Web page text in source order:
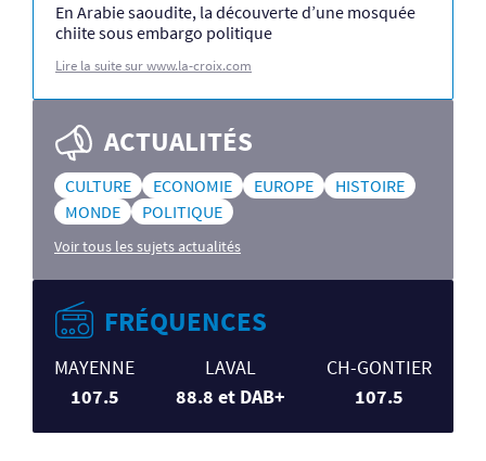
En Arabie saoudite, la découverte d’une mosquée
chiite sous embargo politique
Lire la suite sur www.la-croix.com
ACTUALITÉS
CULTURE ECONOMIE EUROPE
HISTOIRE
MONDE
POLITIQUE
Voir tous les sujets actualités
FRÉQUENCES
MAYENNE
107.5
LAVAL
88.8 et DAB+
CH-GONTIER
107.5